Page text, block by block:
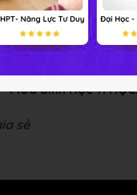
độ quang hợp
Mod Sinh Học 11
sẻ